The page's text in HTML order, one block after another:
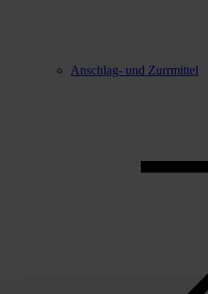
Anschlag- und Zurrmittel